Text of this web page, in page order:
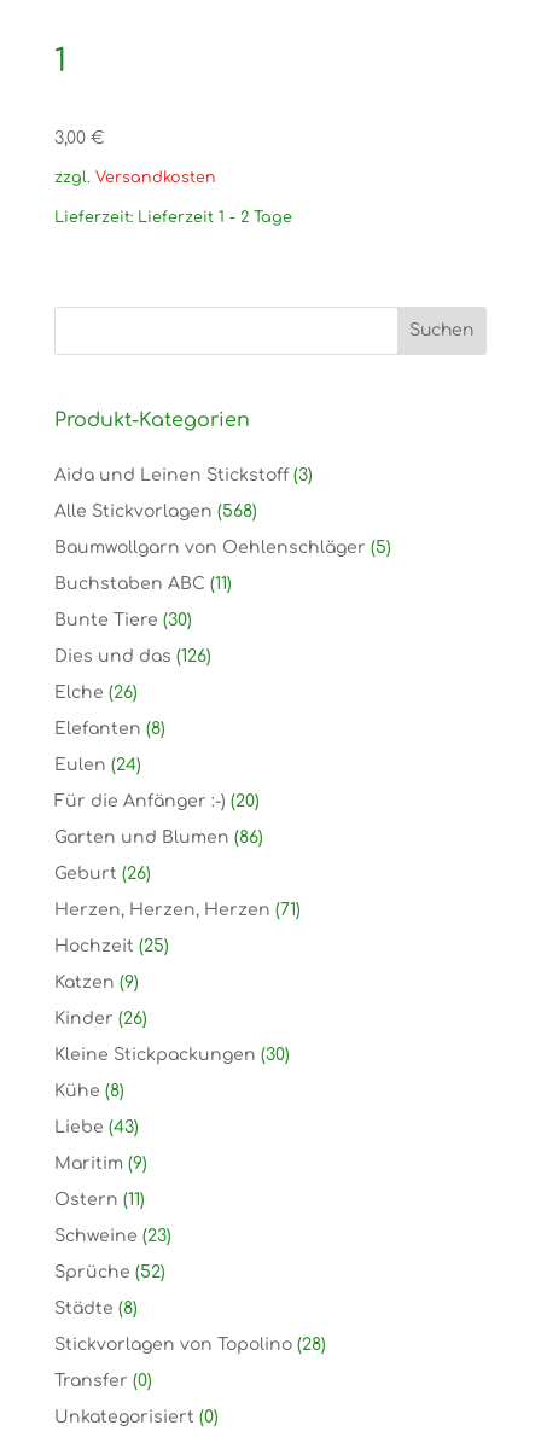
1
3,00 €
zzgl. Versandkosten
Lieferzeit: Lieferzeit 1 - 2 Tage
Produkt-Kategorien
Aida und Leinen Stickstoff (3)
Alle Stickvorlagen (568)
Baumwollgarn von Oehlenschläger (5)
Buchstaben ABC (11)
Bunte Tiere (30)
Dies und das (126)
Elche (26)
Elefanten (8)
Eulen (24)
Für die Anfänger :-) (20)
Garten und Blumen (86)
Geburt (26)
Herzen, Herzen, Herzen (71)
Hochzeit (25)
Katzen (9)
Kinder (26)
Kleine Stickpackungen (30)
Kühe (8)
Liebe (43)
Maritim (9)
Ostern (11)
Schweine (23)
Sprüche (52)
Städte (8)
Stickvorlagen von Topolino (28)
Transfer (0)
Unkategorisiert (0)